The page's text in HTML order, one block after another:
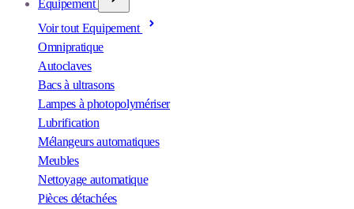
Equipement
Voir tout Equipement
Omnipratique
Autoclaves
Bacs à ultrasons
Lampes à photopolymériser
Lubrification
Mélangeurs automatiques
Meubles
Nettoyage automatique
Pièces détachées